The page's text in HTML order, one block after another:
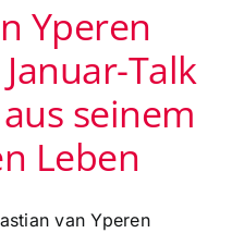
Yperen
Talk
seinem
Leben
van Yperen